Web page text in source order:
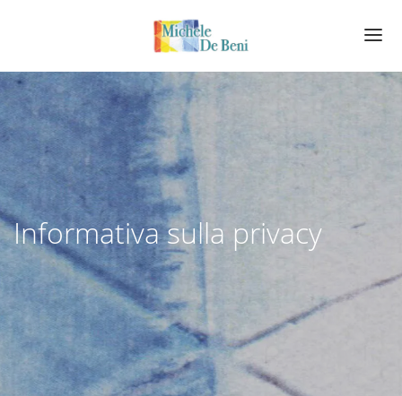
PRESENTAZIONE
ALCUNI TESTI DI RICERCA
COLLABORAZIONI
Informativa sulla privacy